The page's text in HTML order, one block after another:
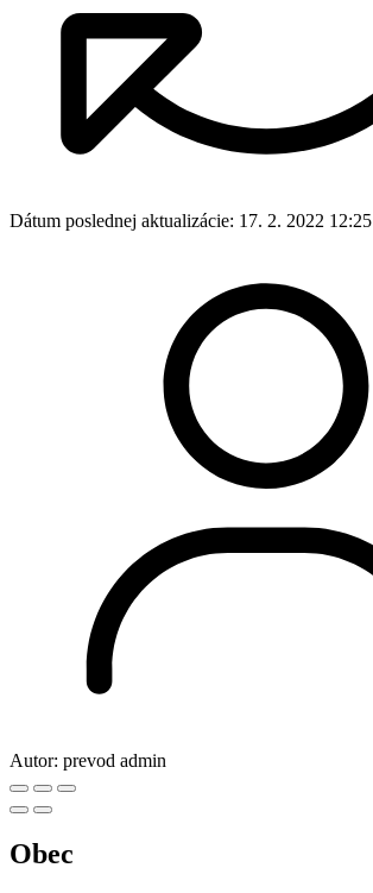
Dátum poslednej aktualizácie: 17. 2. 2022 12:25
Autor: prevod admin
Obec